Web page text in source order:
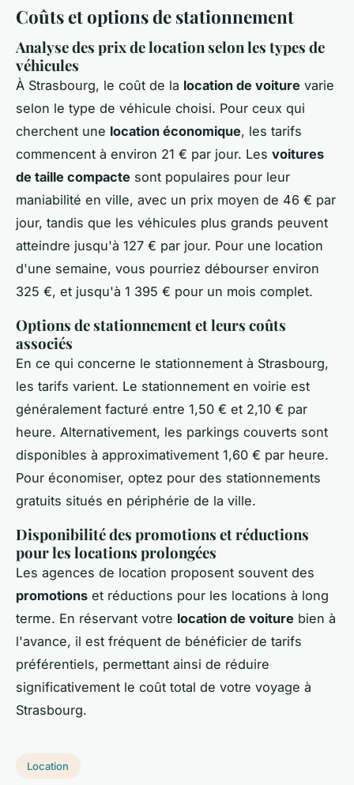
Coûts et options de stationnement
Analyse des prix de location selon les types de
véhicules
À Strasbourg, le coût de la location de voiture varie
selon le type de véhicule choisi. Pour ceux qui
cherchent une location économique, les tarifs
commencent à environ 21 € par jour. Les voitures
de taille compacte sont populaires pour leur
maniabilité en ville, avec un prix moyen de 46 € par
jour, tandis que les véhicules plus grands peuvent
atteindre jusqu'à 127 € par jour. Pour une location
d'une semaine, vous pourriez débourser environ
325 €, et jusqu'à 1 395 € pour un mois complet.
Options de stationnement et leurs coûts
associés
En ce qui concerne le stationnement à Strasbourg,
les tarifs varient. Le stationnement en voirie est
généralement facturé entre 1,50 € et 2,10 € par
heure. Alternativement, les parkings couverts sont
disponibles à approximativement 1,60 € par heure.
Pour économiser, optez pour des stationnements
gratuits situés en périphérie de la ville.
Disponibilité des promotions et réductions
pour les locations prolongées
Les agences de location proposent souvent des
promotions et réductions pour les locations à long
terme. En réservant votre location de voiture bien à
l'avance, il est fréquent de bénéficier de tarifs
préférentiels, permettant ainsi de réduire
significativement le coût total de votre voyage à
Strasbourg.
Location